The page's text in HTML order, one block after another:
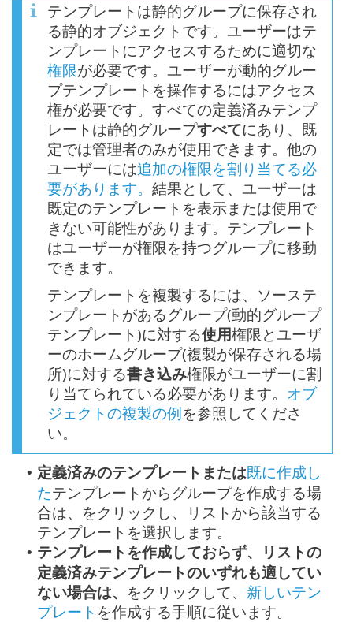
テンプレートは静的グループに保存され
る静的オブジェクトです。ユーザーはテ
ンプレートにアクセスするために適切な
権限が必要です。ユーザーが動的グルー
プテンプレートを操作するにはアクセス
権が必要です。すべての定義済みテンプ
レートは静的グループすべてにあり、既
定では管理者のみが使用できます。他の
ユーザーには追加の権限を割り当てる必
要があります。 結果として、ユーザーは
既定のテンプレートを表示または使用で
きない可能性があります。テンプレート
はユーザーが権限を持つグループに移動
できます。
テンプレートを複製するには、ソーステ
ンプレートがあるグループ(動的グループ
テンプレート)に対する使用権限とユーザ
ーのホームグループ(複製が保存される場
所)に対する書き込み権限がユーザーに割
り当てられている必要があります。 オブ
ジェクトの複製の例を参照してくださ
い。
• 定義済みのテンプレートまたは既に作成し
たテンプレートからグループを作成する場
合は、をクリックし、リストから該当する
テンプレートを選択します。
• テンプレートを作成しておらず、リストの
定義済みテンプレートのいずれも適してい
ない場合は、 をクリックして、 新しいテン
プレート を作成する手順に従います。